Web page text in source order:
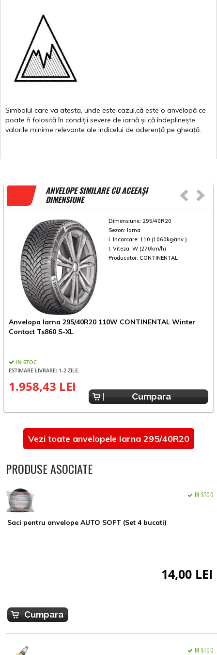
Simbolul care va atesta, unde este cazul,că este o anvelopă ce
poate fi folosită în condiții severe de iarnă și că îndeplinește
valorile minime relevante ale indicelui de aderență pe gheață.
ANVELOPE SIMILARE CU ACEEAȘI
DIMENSIUNE
Dimensiune: 295/40R20
Sezon: Iarna
I. Incarcare: 110 (1060kg/anv.)
I. Viteza: W (270km/h)
Producator: CONTINENTAL
Anvelopa Iarna 295/40R20 110W CONTINENTAL Winter
Contact Ts860 S-XL
IN STOC
ESTIMARE LIVRARE: 1-2 ZILE.
1.958,43 LEI
Cumpara
Vezi toate anvelopele Iarna 295/40R20
PRODUSE ASOCIATE
Saci pentru anvelope AUTO SOFT (Set 4 bucati)
IN STOC
14,00 LEI
Cumpara
IN STOC